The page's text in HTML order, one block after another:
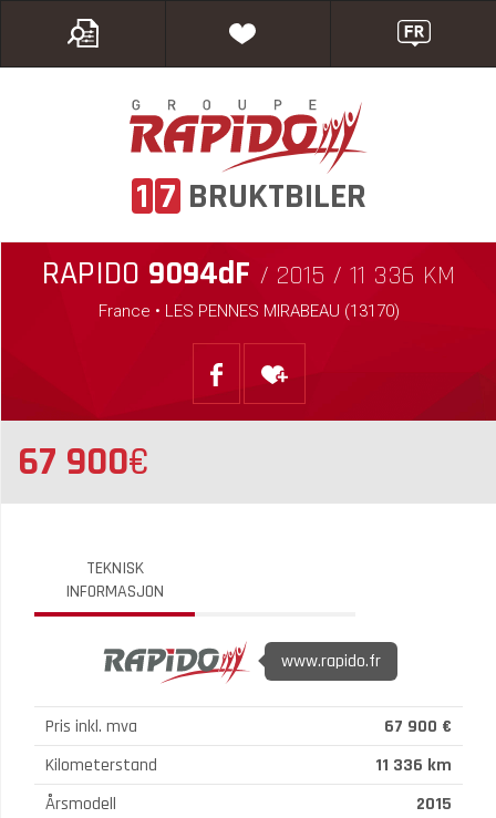
1 7 BRUKTBILER
RAPIDO 9094dF / 2015 / 11 336 KM
France • LES PENNES MIRABEAU (13170)
67 900€
TEKNISK
INFORMASJON
www.rapido.fr
Pris inkl. mva
67 900 €
Kilometerstand
11 336 km
Årsmodell
2015